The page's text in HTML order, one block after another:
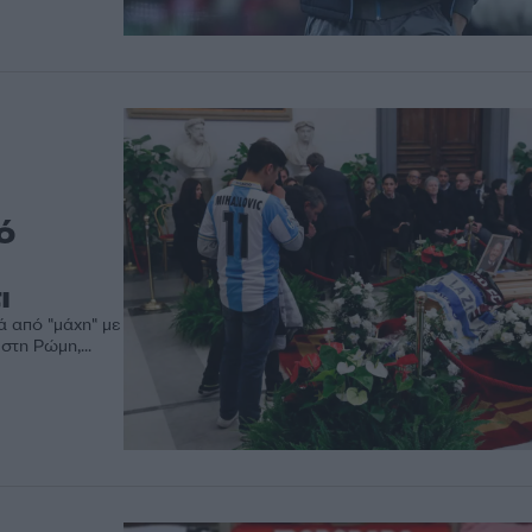
από "μάχη" με
Ρώμη,...